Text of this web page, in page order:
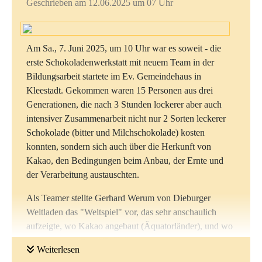
Gesamtumsatzes bleiben bei den meisten Kakaobauern.
Immerhin rund 20% des Kakaos kommen aus
für die Bauernfamilien und den notwendigen
Die allermeisten Kinder aus dem Kakaogürtel - das sind
die Tropen rund um den Äquator - tragen
notwendigerweise zum Familieneinkommen bei, haben
aber noch nie Schokolade gegessen. Die Ernte wird im
konventionellen Handel von Großeinkäufern in die
Verarbeitungsprozess findet dort statt.
Ahnung, dass die süße Leckerei so gesehen einen
Geschrieben am 12.06.2025 um 07 Uhr
Am Sa., 7. Juni 2025, um 10 Uhr war es soweit - die
erste Schokoladenwerkstatt mit neuem Team in der
Bildungsarbeit startete im Ev. Gemeindehaus in
Kleestadt. Gekommen waren 15 Personen aus drei
Generationen, die nach 3 Stunden lockerer aber auch
intensiver Zusammenarbeit nicht nur 2 Sorten leckerer
Schokolade (bitter und Milchschokolade) kosten
konnten, sondern sich auch über die Herkunft von
Kakao, den Bedingungen beim Anbau, der Ernte und
der Verarbeitung austauschten.
Als Teamer stellte Gerhard Werum von Dieburger
Weltladen das "Weltspiel" vor, das sehr anschaulich
aufzeigte, wo Kakao angebaut (Äquatorländer), und wo
er hauptsächlich verzehrt wird (Mitteleuropa). Viele
Kinder, die in Afrika oder Mittelamerika bei der
Weiterlesen